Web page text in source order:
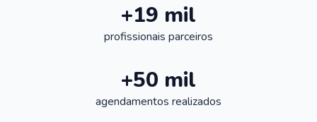
+19 mil
profissionais parceiros
+50 mil
agendamentos realizados